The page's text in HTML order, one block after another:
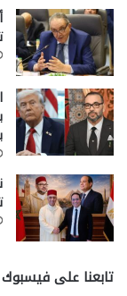
تابعنا على فيسبوك